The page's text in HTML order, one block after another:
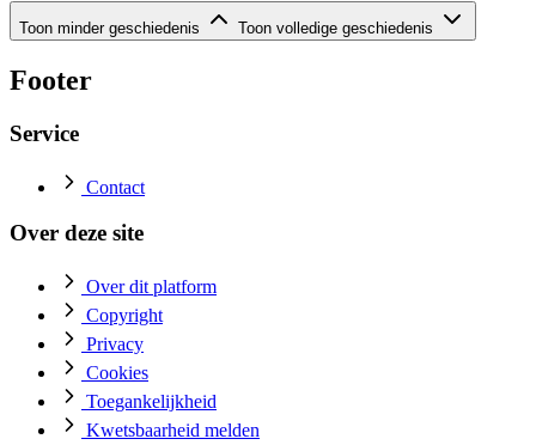
Geschiedenis van dit document (rij 6 - 6)
Datum
Actie
Toon minder geschiedenis Toon volledige geschiedenis
Footer
Service
Contact
Over deze site
Over dit platform
Copyright
Privacy
Cookies
Toegankelijkheid
Kwetsbaarheid melden